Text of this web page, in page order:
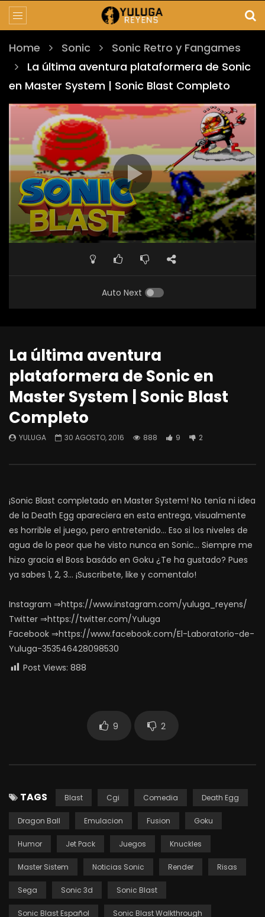
Home Sonic
Sonic Retro y Fangames
La última aventura plataformera de Sonic
en Master System | Sonic Blast Completo
Auto Next
La última aventura
plataformera de Sonic en
Master System | Sonic Blast
Completo
YULUGA 30 AGOSTO, 2016 888 9 2
¡Sonic Blast completado en Master System! No tenía ni idea
de la Death Egg apareciera en esta entrega, visualmente
es horrible el juego, pero entretenido… Eso si los niveles de
agua de lo peor que he visto nunca en Sonic… Siempre me
hizo gracia el Boss basádo en Goku ¿Te ha gustado? Pues
ya sabes 1, 2, 3… ¡Suscribete, like y comentalo!
Instagram ⇒https://www.instagram.com/yuluga_reyens/
Twitter ⇒https://twitter.com/Yuluga
Facebook ⇒https://www.facebook.com/El-Laboratorio-de-
Yuluga-353546428098530
Post Views: 888
9 2
TAGS Blast Cgi Comedia Death Egg
Dragon Ball Emulacion Fusion Goku
Humor Jet Pack Juegos Knuckles
Master Sistem Noticias Sonic Render Risas
Sega Sonic 3d Sonic Blast
Sonic Blast Español Sonic Blast Walkthrough